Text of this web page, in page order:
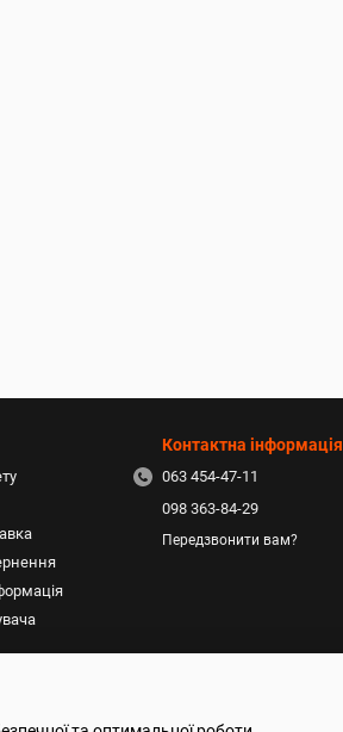
Контактна інформація
063 454-47-11
098 363-84-29
Передзвонити вам?